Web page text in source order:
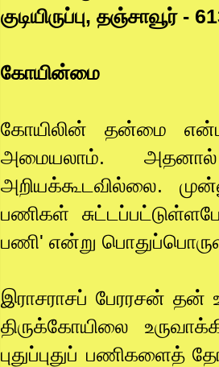
குடியிருப்பு, தஞ்சாவூர் -
கோயின்மை
கோயிலின் தன்மை
அமையலாம். அதனால்
அறியக்கூடவில்லை.
பணிகள்
பணி' என்று
இராசராசப் பேரரசன் தன்
திருக்கோயிலை
புதுப்புதுப் பணிகளைத்